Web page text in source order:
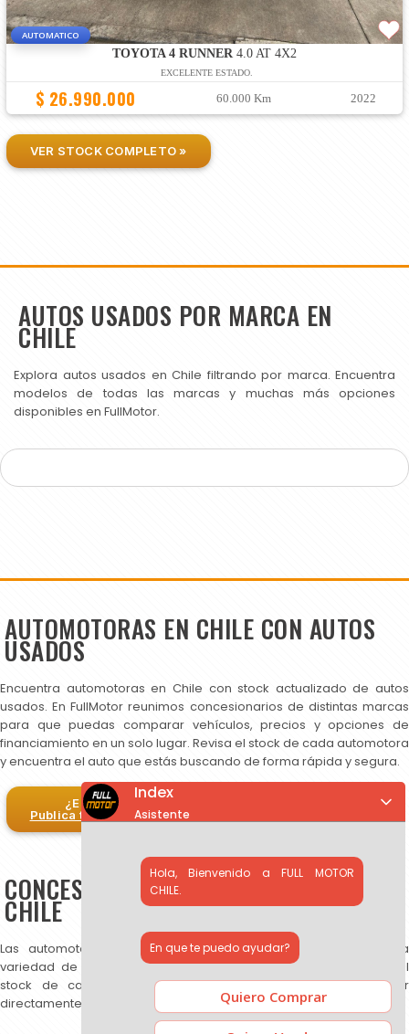
AUTOMATICO
TOYOTA 4 RUNNER4.0 AT 4X2
EXCELENTE ESTADO.
$ 26.990.000 60.000 Km 2022
VER STOCK COMPLETO »
AUTOS USADOS POR MARCA EN
CHILE
Explora autos usados en Chile filtrando por marca. Encuentra
modelos de todas las marcas y muchas más opciones
disponibles en FullMotor.
AUTOMOTORAS EN CHILE CON AUTOS
USADOS
Encuentra automotoras en Chile con stock actualizado de autos
usados. En FullMotor reunimos concesionarios de distintas marcas
para que puedas comparar vehículos, precios y opciones de
financiamiento en un solo lugar. Revisa el stock de cada automotora
y encuentra el auto que estás buscando de forma rápida y segura.
¿Eres automotora?
Publica tus autos en FullMotor
CONCESIONARIOS DE AUTOS USADOS EN
CHILE
Las automotoras publicadas en FullMotor ofrecen una amplia
variedad de autos usados, SUV y camionetas. Puedes revisar el
stock de cada concesionario, comparar precios y contactar
directamente para más información.
Index
Asistente
Hola, Bienvenido a FULL MOTOR
CHILE.
En que te puedo ayudar?
Quiero Comprar